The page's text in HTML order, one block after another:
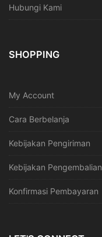
Hubungi Kami
SHOPPING
My Account
Cara Berbelanja
Kebijakan Pengiriman
Kebijakan Pengembalian
Konfirmasi Pembayaran